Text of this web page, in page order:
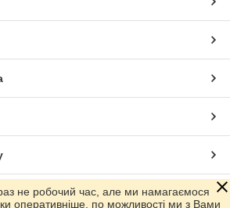
Prom.ua
не робочий час, але ми намагаємося
оперативніше, по можливості ми з Вами